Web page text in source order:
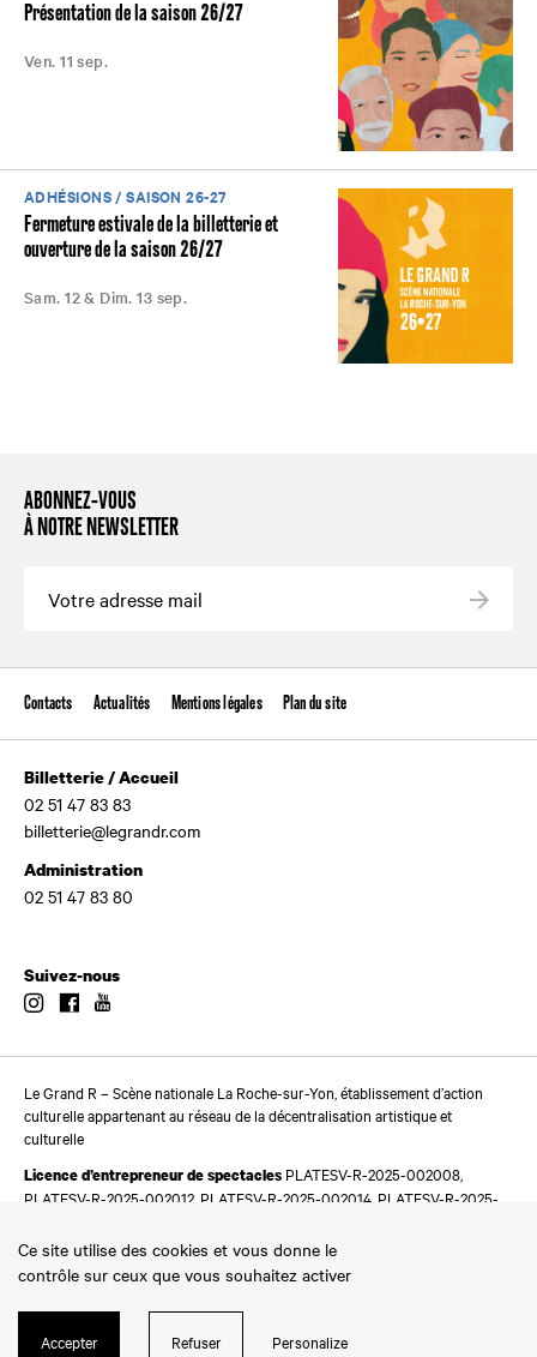
Présentation de la saison 26/27
Ven. 11 sep.
ADHÉSIONS / SAISON 26-27
Fermeture estivale de la billetterie et
ouverture de la saison 26/27
Sam. 12 & Dim. 13 sep.
ABONNEZ-VOUS
À NOTRE NEWSLETTER
Contacts Actualités Mentions légales Plan du site
Billetterie / Accueil
02 51 47 83 83
billetterie@legrandr.com
Administration
02 51 47 83 80
Suivez-nous
InstagramFacebook
Le Grand R – Scène nationale La Roche-sur-Yon, établissement d’action
culturelle appartenant au réseau de la décentralisation artistique et
culturelle
Licence d’entrepreneur de spectacles PLATESV-R-2025-002008,
PLATESV-R-2025-002012, PLATESV-R-2025-002014, PLATESV-R-2025-
Ce site utilise des cookies et vous donne le
contrôle sur ceux que vous souhaitez activer
Accepter Refuser Personalize